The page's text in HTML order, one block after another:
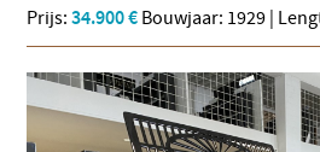
Prijs:34.900 € Bouwjaar: 1929 |